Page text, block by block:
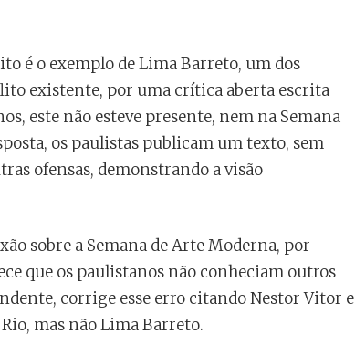
é o exemplo de Lima Barreto, um dos
existente, por uma crítica aberta escrita
este não esteve presente, nem na Semana
os paulistas publicam um texto, sem
ofensas, demonstrando a visão
sobre a Semana de Arte Moderna, por
que os paulistanos não conheciam outros
corrige esse erro citando Nestor Vitor e
mas não Lima Barreto.